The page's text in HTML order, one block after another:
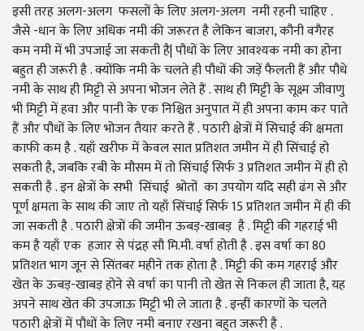
इसी तरह अलग-अलग फसलों के लिए अलग-अलग नमी रहनी चाहिए .
जैसे -धान के लिए अधिक नमी की जरूरत है लेकिन बाजरा,कौनी वगैरह
कम नमी में भी उपजाई जा सकती है|पौधों के लिए आवश्यक नमी का होना
बहुत ही जरूरी है . क्योंकि नमी के चलते ही पौधों की जड़ें फैलती हैं और पौधे
नमी के साथ ही मिट्टी से अपना भोजन लेते हैं . साथ ही मिट्टी के सूक्ष्म जीवाणु
भी मिट्टी में हवा और पानी के एक निश्चित अनुपात में ही अपना काम कर पाते
हैं और पौधों के लिए भोजन तैयार करते हैं . पठारी क्षेत्रों में सिचाई की क्षमता
काफी कम है . यहाँ खरीफ में केवल सात प्रतिशत जमीन में ही सिंचाई हो
सकती है,जबकि रबी के मौसम में तो सिंचाई सिर्फ 3 प्रतिशत जमीन में ही हो
सकती है . इन क्षेत्रों के सभी सिंचाई श्रोतों का उपयोग यदि सही ढंग से और
पूर्ण क्षमता के साथ की जाए तो यहाँ सिंचाई सिर्फ 15 प्रतिशत जमीन में ही की
जा सकती है . पठारी क्षेत्रों की जमीन ऊबड़-खाबड़ है . मिट्टी की गहराई भी
कम है यहाँ एक हजार से पंद्रह सौ मि.मी. वर्षा होती है . इस वर्षा का 80
प्रतिशत भाग जून से सिंतबर महीने तक होता है . मिट्टी की कम गहराई और
खेत के ऊबड़-खाबड़ होने से वर्षा का पानी तो खेत से निकल ही जाता है,यह
अपने साथ खेत की उपजाऊ मिट्टी भी ले जाता है . इन्हीं कारणों के चलते
पठारी क्षेत्रों में पौधों के लिए नमी बनाए रखना बहुत जरूरी है .